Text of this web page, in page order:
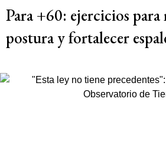
Para +60: ejercicios
postura y fortalecer